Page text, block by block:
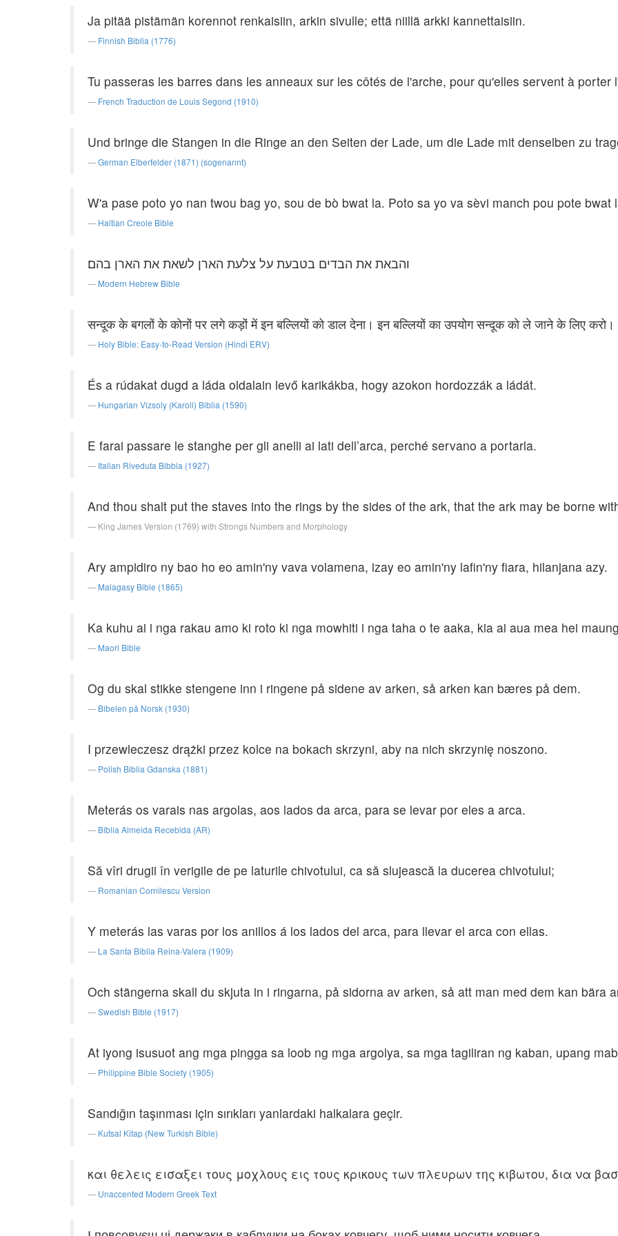
Ja pitää pistämän korennot renkaisiin, arkin sivulle; että niillä arkki kannettaisiin.
Finnish Biblia (1776)
Tu passeras les barres dans les anneaux sur les côtés de l'arche, pour qu'elles servent à porter
French Traduction de Louis Segond (1910)
Und bringe die Stangen in die Ringe an den Seiten der Lade, um die Lade mit denselben zu
German Elberfelder (1871) (sogenannt)
W'a pase poto yo nan twou bag yo, sou de bò bwat la. Poto sa yo va sèvi manch pou pote bwat
Haitian Creole Bible
והבאת את הבדים בטבעת על צלעת הארן לשאת את הארן בהם׃
Modern Hebrew Bible
सन्दूक के बगलों के कोनों पर लगे कड़ों में इन बल्लियों को डाल देना। इन बल्लियों का उपयोग सन्दूक को ले जाने के लिए करो।
Holy Bible: Easy-to-Read Version (Hindi ERV)
És a rúdakat dugd a láda oldalain levő karikákba, hogy azokon hordozzák a ládát.
Hungarian Vizsoly (Karoli) Biblia (1590)
E farai passare le stanghe per gli anelli ai lati dell’arca, perché servano a portarla.
Italian Riveduta Bibbia (1927)
And thou shalt put the staves into the rings by the sides of the ark, that the ark may be borne
King James Version (1769) with Strongs Numbers and Morphology
Ary ampidiro ny bao ho eo amin'ny vava volamena, izay eo amin'ny lafin'ny fiara, hilanjana azy.
Malagasy Bible (1865)
Ka kuhu ai i nga rakau amo ki roto ki nga mowhiti i nga taha o te aaka, kia ai aua mea hei
Maori Bible
Og du skal stikke stengene inn i ringene på sidene av arken, så arken kan bæres på dem.
Bibelen på Norsk (1930)
I przewleczesz drążki przez kolce na bokach skrzyni, aby na nich skrzynię noszono.
Polish Biblia Gdanska (1881)
Meterás os varais nas argolas, aos lados da arca, para se levar por eles a arca.
Bíblia Almeida Recebida (AR)
Să vîri drugii în verigile de pe laturile chivotului, ca să slujească la ducerea chivotului;
Romanian Cornilescu Version
Y meterás las varas por los anillos á los lados del arca, para llevar el arca con ellas.
La Santa Biblia Reina-Valera (1909)
Och stängerna skall du skjuta in i ringarna, på sidorna av arken, så att man med dem kan bära
Swedish Bible (1917)
At iyong isusuot ang mga pingga sa loob ng mga argolya, sa mga tagiliran ng kaban, upang
Philippine Bible Society (1905)
Sandığın taşınması için sırıkları yanlardaki halkalara geçir.
Kutsal Kitap (New Turkish Bible)
και θελεις εισαξει τους μοχλους εις τους κρικους των πλευρων της κιβωτου, δια να
Unaccented Modern Greek Text